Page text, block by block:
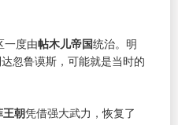
一度由帖木儿帝国统治。明
达忽鲁谟斯，可能就是当时的
王朝凭借强大武力，恢复了